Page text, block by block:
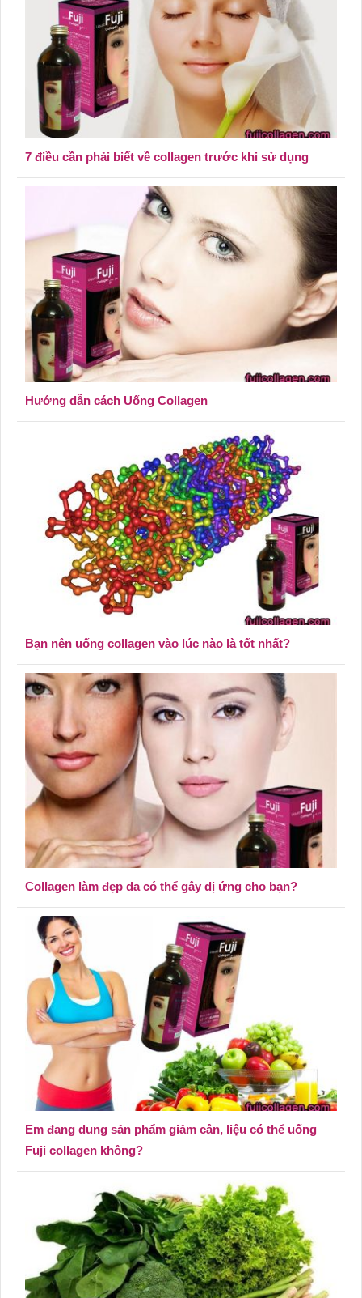
7 điều cần phải biết về collagen trước khi sử dụng
Hướng dẫn cách Uống Collagen
Bạn nên uống collagen vào lúc nào là tốt nhất?
Collagen làm đẹp da có thể gây dị ứng cho bạn?
Em đang dung sản phẩm giảm cân, liệu có thể uống
Fuji collagen không?